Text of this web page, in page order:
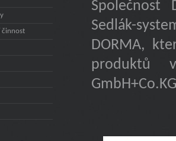
činnost
Společnost
Sedlák-
DORMA,
produktů